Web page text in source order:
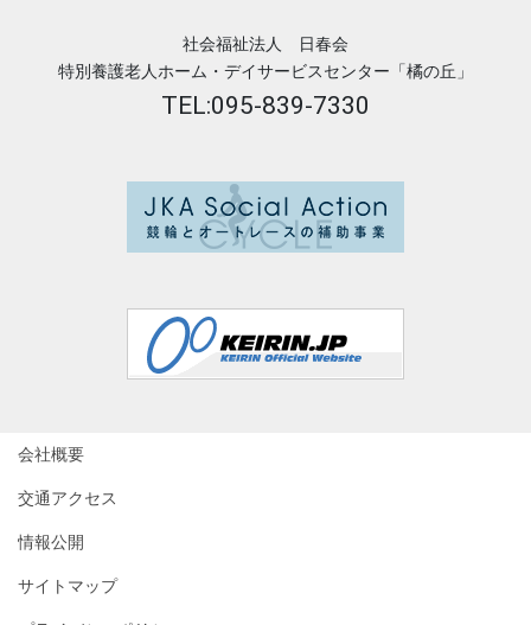
社会福祉法人 日春会
特別養護老人ホーム・デイサービスセンター「橘の丘」
TEL:095-839-7330
会社概要
交通アクセス
情報公開
サイトマップ